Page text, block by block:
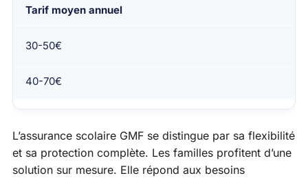
Tarif moyen annuel
30-50€
40-70€
L’assurance scolaire GMF se distingue par sa flexibilité
et sa protection complète. Les familles profitent d’une
solution sur mesure. Elle répond aux besoins